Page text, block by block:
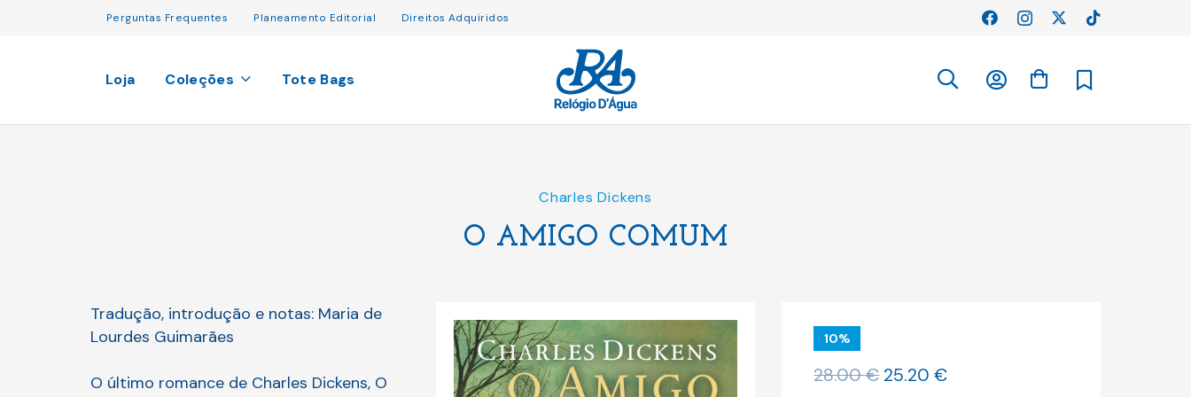
Perguntas Frequentes Planeamento Editorial Direitos Adquiridos
Loja Coleções Tote Bags
Charles Dickens
O AMIGO COMUM
Tradução, introdução e notas: Maria de
Lourdes Guimarães
O último romance de Charles Dickens, O
10%
28.00€ O
25.20€O